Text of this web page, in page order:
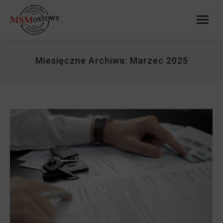
Miesięczne Archiwa: Marzec 2025